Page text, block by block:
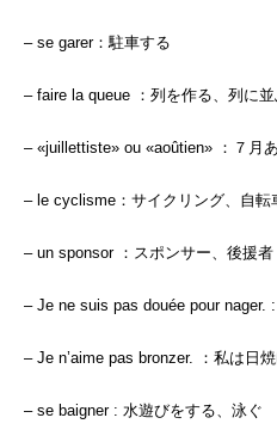
– se garer：駐車する
– faire la queue ：列を作る、列に
– «juillettiste» ou «aoûtien» ：７月
– le cyclisme：サイクリング、自転
– un sponsor ：スポンサー、後援者
– Je ne suis pas douée pour nager.
– Je n’aime pas bronzer. ：私は日
– se baigner : 水遊びをする、泳ぐ